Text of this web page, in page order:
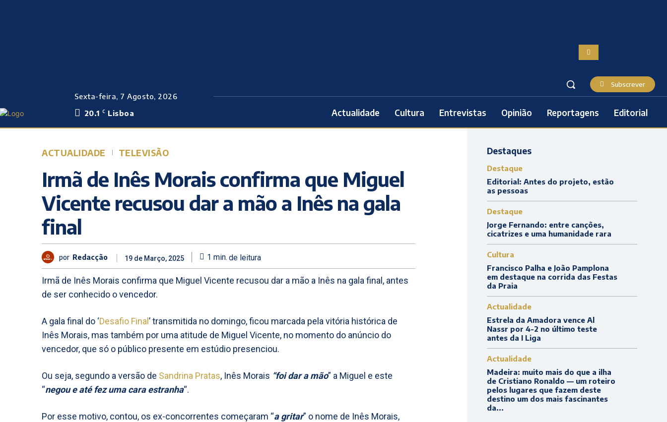
Sexta-feira, 7 Agosto, 2026
20.1 C Lisboa
Subscrever
Actualidade Cultura Entrevistas Opinião Reportagens Editorial
ACTUALIDADE TELEVISÃO
Irmã de Inês Morais confirma que Miguel
Vicente recusou dar a mão a Inês na gala
final
por Redacção 19 de Março, 2025 1 min. de leitura
Irmã de Inês Morais confirma que Miguel Vicente recusou dar a mão a Inês na gala final, antes
de ser conhecido o vencedor.
A gala final do ‘Desafio Final ’ transmitida no domingo, ficou marcada pela vitória histórica de
Inês Morais, mas também por uma atitude de Miguel Vicente, no momento do anúncio do
vencedor, que só o público presente em estúdio presenciou.
Ou seja, segundo a versão de Sandrina Pratas, Inês Morais “foi dar a mão” a Miguel e este
“negou e até fez uma cara estranha“.
Por esse motivo, contou, os ex-concorrentes começaram “a gritar” o nome de Inês Morais,
Destaques
Destaque
Editorial: Antes do projeto, estão
as pessoas
Destaque
Jorge Fernando: entre canções,
cicatrizes e uma humanidade rara
Cultura
Francisco Palha e João Pamplona
em destaque na corrida das Festas
da Praia
Actualidade
Estrela da Amadora vence Al
Nassr por 4-2 no último teste
antes da I Liga
Actualidade
Madeira: muito mais do que a ilha
de Cristiano Ronaldo — um roteiro
pelos lugares que fazem deste
destino um dos mais fascinantes
da...